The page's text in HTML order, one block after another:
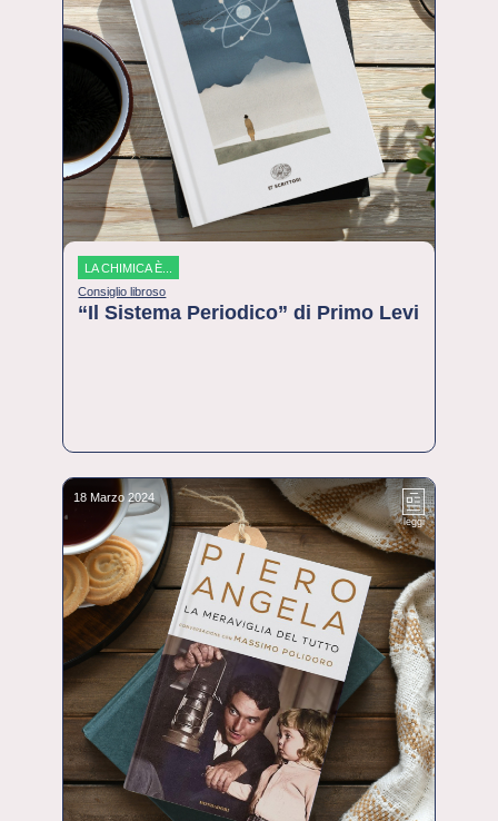
LA CHIMICA È...
Consiglio libroso
“Il Sistema Periodico” di Primo Levi
18 Marzo 2024
leggi